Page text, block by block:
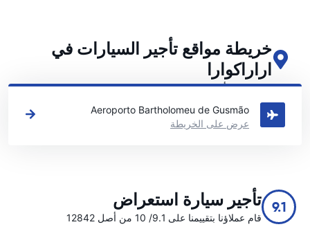
خريطة مواقع تأجير السيارات في
اراراكوارا
اطلع على مواقع تأجير السيارات الرئيسية لدينا في اراراكوارا
Aeroporto Bartholomeu de Gusmão
عرض على الخريطة
9.1 تأجير سيارة استعراض
قام عملاؤنا بتقييمنا على 9.1/ 10 من أصل 12842